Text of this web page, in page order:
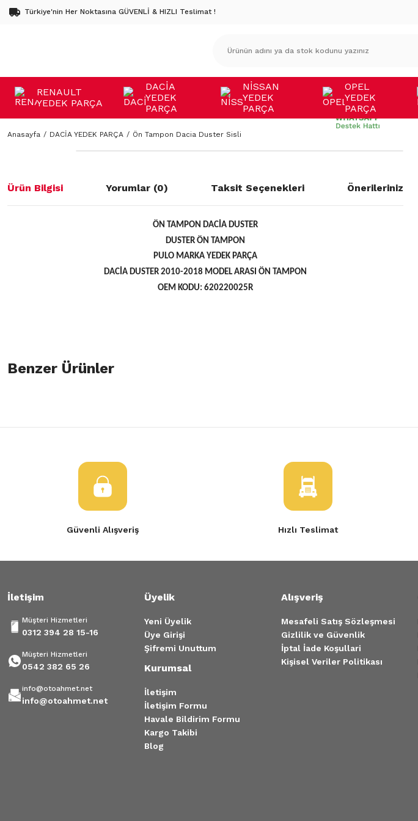
Türkiye'nin Her Noktasına GÜVENLİ & HIZLI Teslimat !
RENAULT
YEDEK PARÇA
DACİA
YEDEK
PARÇA
NİSSAN
YEDEK
PARÇA
OPEL
YEDEK
PARÇA
Anasayfa DACİA YEDEK PARÇA Ön Tampon Dacia Duster Sisli
Ürün Bilgisi Yorumlar (0) Taksit Seçenekleri Önerileriniz
ÖN TAMPON DACİA DUSTER
DUSTER ÖN TAMPON
PULO MARKA YEDEK PARÇA
DACİA DUSTER 2010-2018 MODEL ARASI ÖN TAMPON
OEM KODU: 620220025R
öneri formunu kullanarak tarafımıza iletebilirsiniz.
Ürün açıklamasında eksik bilgiler bulunuyor.
Ürün fiyatı diğer sitelerden daha pahalı.
Bu ürüne benzer farklı alternatifler olmalı.
Benzer Ürünler
Dacıa Duster Ön Tampon Sisli
Güvenli Alışveriş Hızlı Teslimat
İletişim
Müşteri Hizmetleri
0312 394 28 15-16
Müşteri Hizmetleri
0542 382 65 26
info@otoahmet.net
info@otoahmet.net
Üyelik
Yeni Üyelik
Üye Girişi
Şifremi Unuttum
Kurumsal
İletişim
İletişim Formu
Havale Bildirim Formu
Kargo Takibi
Blog
Alışveriş
Mesafeli Satış Sözleşmesi
Gizlilik ve Güvenlik
İptal İade Koşullari
Kişisel Veriler Politikası